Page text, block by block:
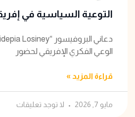
التوعية السياسية في
الوعي الفكري الإفريقي لحضور
قراءة المزيد »
مايو 7, 2026 لا توجد تعليقات